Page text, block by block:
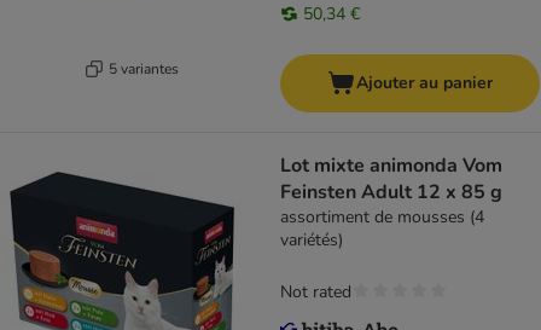
5 variantes
50,34 €
Ajouter au panier
Lot mixte animonda Vom
Feinsten Adult 12 x 85 g
assortiment de mousses (4
variétés)
Not rated